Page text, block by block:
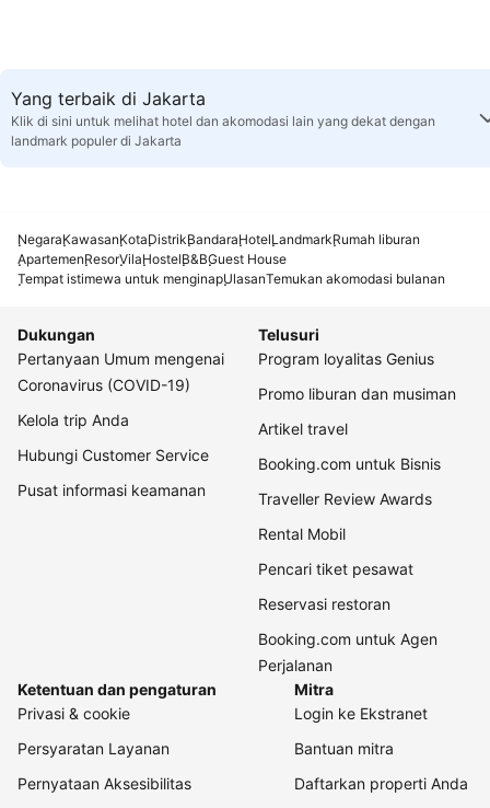
Yang terbaik di Jakarta
Klik di sini untuk melihat hotel dan akomodasi lain yang dekat dengan
landmark populer di Jakarta
NegaraKawasanKotaDistrikBandaraHotelLandmarkRumah liburan
ApartemenResorVilaHostelB&BGuest House
Tempat istimewa untuk menginapUlasanTemukan akomodasi bulanan
Dukungan
Pertanyaan Umum mengenai
Coronavirus (COVID-19)
Kelola trip Anda
Hubungi Customer Service
Pusat informasi keamanan
Telusuri
Program loyalitas Genius
Promo liburan dan musiman
Artikel travel
Booking.com untuk Bisnis
Traveller Review Awards
Rental Mobil
Pencari tiket pesawat
Reservasi restoran
Booking.com untuk Agen
Perjalanan
Ketentuan dan pengaturan
Privasi & cookie
Persyaratan Layanan
Pernyataan Aksesibilitas
Mitra
Login ke Ekstranet
Bantuan mitra
Daftarkan properti Anda